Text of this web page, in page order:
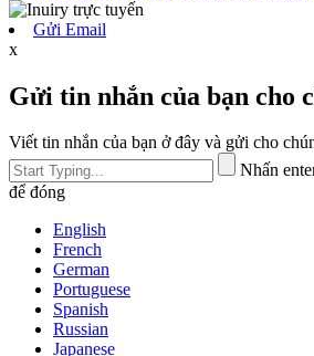
Gửi Email
x
Gửi tin nhắn của bạn cho
Viết tin nhắn của bạn ở đây và gửi cho
Nhấn
để đóng
English
French
German
Portuguese
Spanish
Russian
Japanese